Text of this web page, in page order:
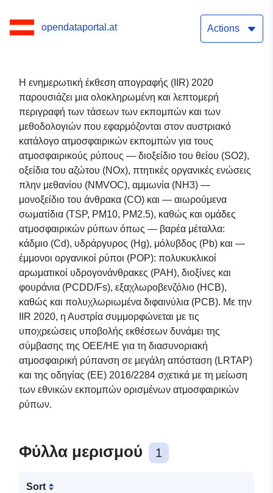
opendataportal.at Actions
Η ενημερωτική έκθεση απογραφής (IIR) 2020
παρουσιάζει μια ολοκληρωμένη και λεπτομερή
περιγραφή των τάσεων των εκπομπών και των
μεθοδολογιών που εφαρμόζονται στον αυστριακό
κατάλογο ατμοσφαιρικών εκπομπών για τους
ατμοσφαιρικούς ρύπους — διοξείδιο του θείου (SO2),
οξείδια του αζώτου (NOx), πτητικές οργανικές ενώσεις
πλην μεθανίου (NMVOC), αμμωνία (NH3) —
μονοξείδιο του άνθρακα (CO) και — αιωρούμενα
σωματίδια (TSP, PM10, PM2.5), καθώς και ομάδες
ατμοσφαιρικών ρύπων όπως — βαρέα μέταλλα:
κάδμιο (Cd), υδράργυρος (Hg), μόλυβδος (Pb) και —
έμμονοι οργανικοί ρύποι (POP): πολυκυκλικοί
αρωματικοί υδρογονάνθρακες (PAH), διοξίνες και
φουράνια (PCDD/Fs), εξαχλωροβενζόλιο (HCB),
καθώς και πολυχλωριωμένα διφαινύλια (PCB). Με την
IIR 2020, η Αυστρία συμμορφώνεται με τις
υποχρεώσεις υποβολής εκθέσεων δυνάμει της
σύμβασης της ΟΕΕ/ΗΕ για τη διασυνοριακή
ατμοσφαιρική ρύπανση σε μεγάλη απόσταση (LRTAP)
και της οδηγίας (ΕΕ) 2016/2284 σχετικά με τη μείωση
των εθνικών εκπομπών ορισμένων ατμοσφαιρικών
ρύπων.
Φύλλα μερισμού 1
Sort